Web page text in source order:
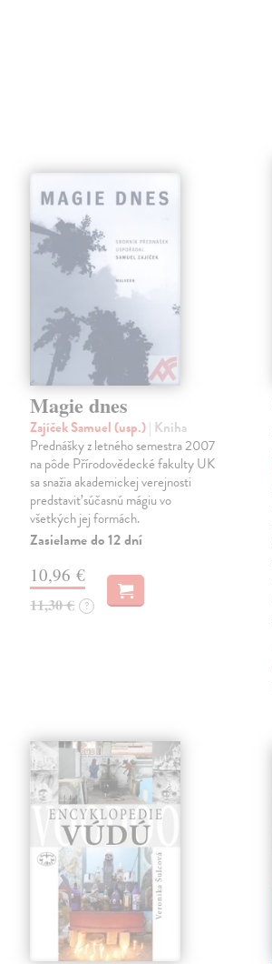
Magie dnes
Zajíček Samuel (usp.)| Kniha
Prednášky z letného semestra 2007
na pôde Přírodovědecké fakulty UK
sa snažia akademickej verejnosti
predstaviť súčasnú mágiu vo
všetkých jej formách.
Zasielame do 12 dní
10,96 €
11,30 € ?